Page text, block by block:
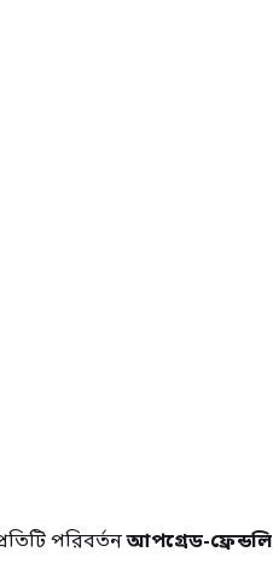
পরিবর্তনআপগ্রেড-ফ্রেন্ডলি